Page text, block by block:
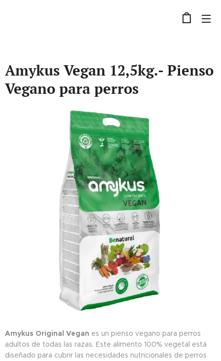
Amykus Vegan 12,5kg.- Pienso
Vegano para perros
Amykus Original Vegan es un pienso vegano para perros
adultos de todas las razas. Este alimento 100% vegetal está
diseñado para cubrir las necesidades nutricionales de perros